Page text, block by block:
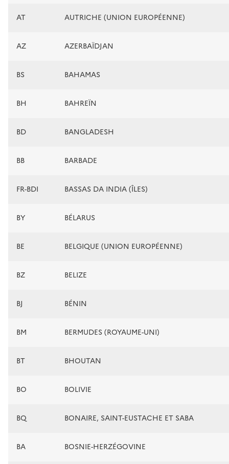
AT AUTRICHE (UNION EUROPÉENNE)
AZ AZERBAÏDJAN
BS BAHAMAS
BH BAHREÏN
BD BANGLADESH
BB BARBADE
FR-BDI BASSAS DA INDIA (ÎLES)
BY BÉLARUS
BE BELGIQUE (UNION EUROPÉENNE)
BZ BELIZE
BJ BÉNIN
BM BERMUDES (ROYAUME-UNI)
BT BHOUTAN
BO BOLIVIE
BQ BONAIRE, SAINT-EUSTACHE ET SABA
BA BOSNIE-HERZÉGOVINE